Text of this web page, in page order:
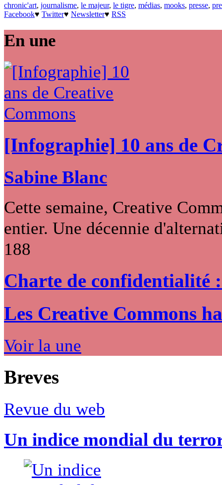
chronic'art, journalisme, le majeur, le tigre, médias, mooks, presse,
Facebook♥ Twitter♥ Newsletter♥ RSS
En une
[Infographie] 10 ans de
Sabine Blanc
Cette semaine, Creative
entier. Une décennie
188
Charte de confidentialité
Les Creative Commons
Voir la une
Breves
Revue du web
Un indice mondial du